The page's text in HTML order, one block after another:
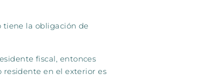
tiene la obligación de
fiscal, entonces
residenteen el exterior es